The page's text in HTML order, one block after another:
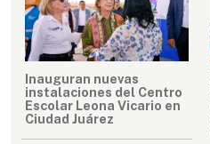
Inauguran nuevas
instalaciones del Centro
Escolar Leona Vicario en
Ciudad Juárez